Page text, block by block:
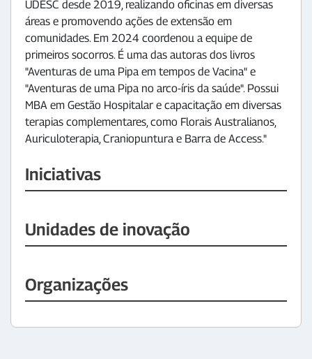
UDESC desde 2019, realizando oficinas em diversas
áreas e promovendo ações de extensão em
comunidades. Em 2024 coordenou a equipe de
primeiros socorros. É uma das autoras dos livros
"Aventuras de uma Pipa em tempos de Vacina" e
"Aventuras de uma Pipa no arco-íris da saúde". Possui
MBA em Gestão Hospitalar e capacitação em diversas
terapias complementares, como Florais Australianos,
Auriculoterapia, Craniopuntura e Barra de Access."
Iniciativas
Unidades de inovação
Organizações